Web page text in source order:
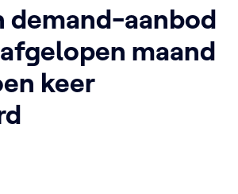
demand-aanbod
maand
keer